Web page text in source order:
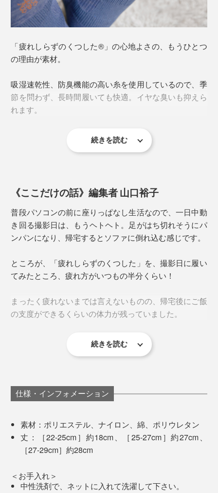
普通の靴下は左右対称ですが、本品は左右反転の形状。
足の形に合わせて緻密に設計されているため、左右が決
足指の付け根部分には、ポリウレタンゴムを編み込み、
グリップ力を強化。靴下の表裏ともすべり止め効果があ
しっかりとしたホールド感はありつつも、窮屈さはな
く、履き心地は快適。スポーツ専用のサポーターソック
「クッション編み」と「テーピング編み」の合わせ技
た姿勢をキープ。足の筋肉が効率的に動くことで、“疲
れしらず”を実現しています。
「疲れしらずのくつした®」の心地よさの、もうひとつ
の理由が素材。
吸湿速乾性、防臭機能の高い糸を使用しているので、季
節を問わず、長時間履いても快適。イヤな臭いも抑えら
れます。
さらに、甲とふくらはぎを通気性の高いメッシュ編みに
色の濃い部分がメッシュ編み
本品「ロング丈」は、ふくらはぎの中央くらいの丈。ピ
ッタリサイズのパンプスには窮屈だと思いますが、スニ
続きを読む
《ここだけの話》編集者 山口裕子
普段パソコンの前に座りっぱなし生活なので、一日中動
き回る撮影日は、もうヘトヘト。足がはち切れそうにパ
ンパンになり、帰宅するとソファに倒れ込む感じです。
ところが、「疲れしらずのくつした」を、撮影日に履い
てみたところ、疲れ方がいつもの半分くらい！
まったく疲れないまでは言えないものの、帰宅後にご飯
の支度ができるくらいの体力が残っていました。
足の見た目も、はっきり分かるくらい違ってびっくり。
続きを読む
仕様・インフォメーション
素材：ポリエステル、ナイロン、綿、ポリウレタン
丈：［22-25cm］約18cm、［25-27cm］約27cm、
［27-29cm］約28cm
＜お手入れ＞
中性洗剤で、ネットに入れて洗濯して下さい。